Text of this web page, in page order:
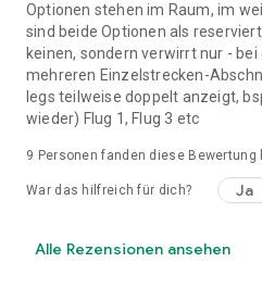
Optionen stehen im Raum, im
sind beide Optionen als
keinen, sondern verwirrt nur -
mehreren Einzelstrecken-
legs teilweise doppelt anzeigt,
wieder) Flug 1, Flug 3 etc
9 Personen fanden diese Bewertung
War das hilfreich für dich? Ja
Alle Rezensionen ansehen